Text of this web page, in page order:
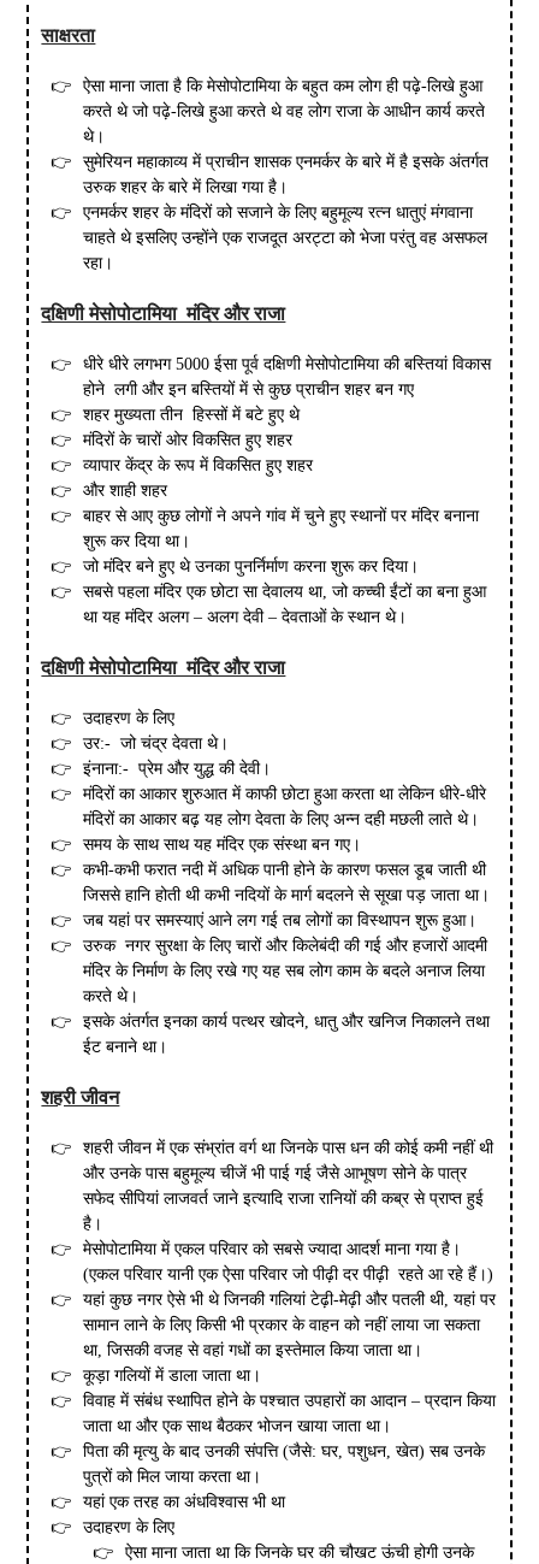
साक्षरता
ऐसा माना जाता है कि मेसोपोटामिया के बहुत कम लोग ही पढ़े-लिखे हुआ
करते थे जो पढ़े-लिखे हुआ करते थे वह लोग राजा के आधीन कार्य करते
थे।
सुमेरियन महाकाव्य में प्राचीन शासक एनमर्कर के बारे में है इसके अंतर्गत
उरुक शहर के बारे में लिखा गया है।
एनमर्कर शहर के मंदिरों को सजाने के लिए बहुमूल्य रत्न धातुएं मंगवाना
चाहते थे इसलिए उन्होंने एक राजदूत अरट्टा को भेजा परंतु वह असफल
रहा।
दक्षिणी मेसोपोटामिया मंदिर और राजा
धीरे धीरे लगभग 5000 ईसा पूर्व दक्षिणी मेसोपोटामिया की बस्तियां विकास
होने लगी और इन बस्तियों में से कुछ प्राचीन शहर बन गए
शहर मुख्यता तीन हिस्सों में बटे हुए थे
मंदिरों के चारों ओर विकसित हुए शहर
व्यापार केंद्र के रूप में विकसित हुए शहर
और शाही शहर
बाहर से आए कुछ लोगों ने अपने गांव में चुने हुए स्थानों पर मंदिर बनाना
शुरू कर दिया था।
जो मंदिर बने हुए थे उनका पुनर्निर्माण करना शुरू कर दिया।
सबसे पहला मंदिर एक छोटा सा देवालय था, जो कच्ची ईंटों का बना हुआ
था यह मंदिर अलग – अलग देवी – देवताओं के स्थान थे।
दक्षिणी मेसोपोटामिया मंदिर और राजा
उदाहरण के लिए
उर:- जो चंद्र देवता थे।
इंनाना:- प्रेम और युद्ध की देवी।
मंदिरों का आकार शुरुआत में काफी छोटा हुआ करता था लेकिन धीरे-धीरे
मंदिरों का आकार बढ़ यह लोग देवता के लिए अन्न दही मछली लाते थे।
समय के साथ साथ यह मंदिर एक संस्था बन गए।
कभी-कभी फरात नदी में अधिक पानी होने के कारण फसल डूब जाती थी
जिससे हानि होती थी कभी नदियों के मार्ग बदलने से सूखा पड़ जाता था।
जब यहां पर समस्याएं आने लग गई तब लोगों का विस्थापन शुरू हुआ।
उरुक नगर सुरक्षा के लिए चारों और किलेबंदी की गई और हजारों आदमी
मंदिर के निर्माण के लिए रखे गए यह सब लोग काम के बदले अनाज लिया
करते थे।
इसके अंतर्गत इनका कार्य पत्थर खोदने, धातु और खनिज निकालने तथा
ईट बनाने था।
शहरी जीवन
शहरी जीवन में एक संभ्रांत वर्ग था जिनके पास धन की कोई कमी नहीं थी
और उनके पास बहुमूल्य चीजें भी पाई गई जैसे आभूषण सोने के पात्र
सफेद सीपियां लाजवर्त जाने इत्यादि राजा रानियों की कब्र से प्राप्त हुई
है।
मेसोपोटामिया में एकल परिवार को सबसे ज्यादा आदर्श माना गया है।
(एकल परिवार यानी एक ऐसा परिवार जो पीढ़ी दर पीढ़ी रहते आ रहे हैं।)
यहां कुछ नगर ऐसे भी थे जिनकी गलियां टेढ़ी-मेढ़ी और पतली थी, यहां पर
सामान लाने के लिए किसी भी प्रकार के वाहन को नहीं लाया जा सकता
था, जिसकी वजह से वहां गधों का इस्तेमाल किया जाता था।
कूड़ा गलियों में डाला जाता था।
विवाह में संबंध स्थापित होने के पश्चात उपहारों का आदान – प्रदान किया
जाता था और एक साथ बैठकर भोजन खाया जाता था।
पिता की मृत्यु के बाद उनकी संपत्ति (जैसे: घर, पशुधन, खेत) सब उनके
पुत्रों को मिल जाया करता था।
यहां एक तरह का अंधविश्वास भी था
उदाहरण के लिए
ऐसा माना जाता था कि जिनके घर की चौखट ऊंची होगी उनके